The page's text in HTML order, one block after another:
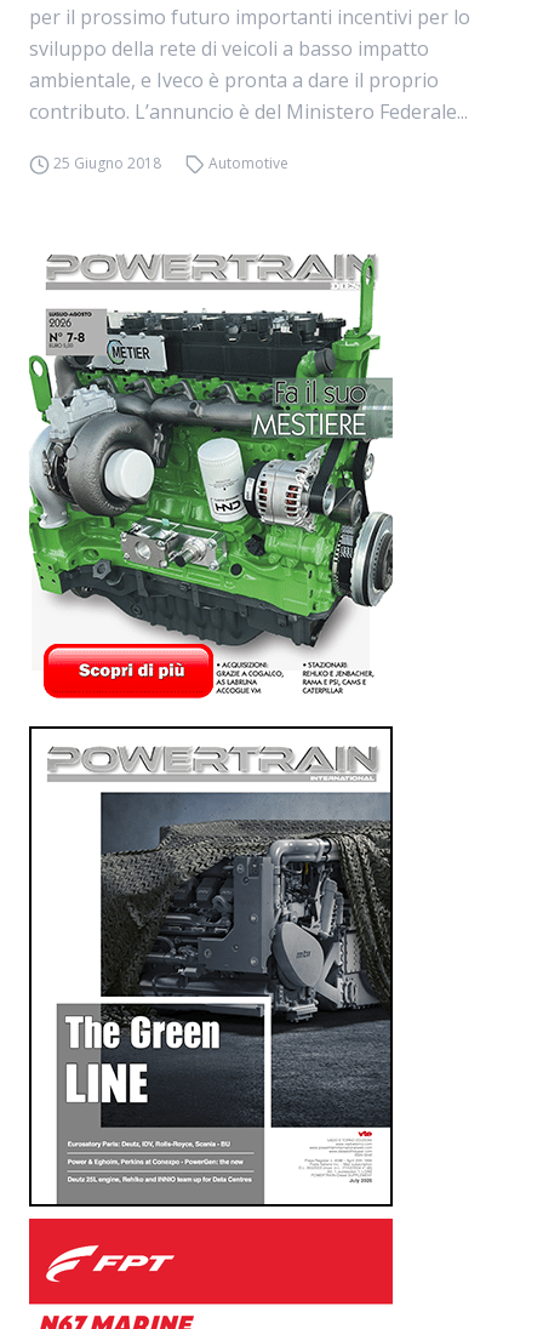
per il prossimo futuro importanti incentivi per lo
sviluppo della rete di veicoli a basso impatto
ambientale, e Iveco è pronta a dare il proprio
contributo. L’annuncio è del Ministero Federale...
25 Giugno 2018 Automotive